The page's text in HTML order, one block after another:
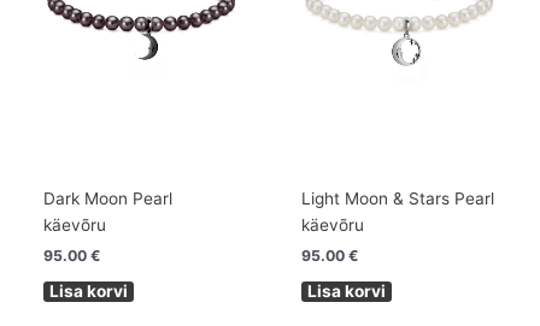
Dark Moon Pearl
käevõru
95.00€
Lisa korvi
Light Moon & Stars Pearl
käevõru
95.00€
Lisa korvi